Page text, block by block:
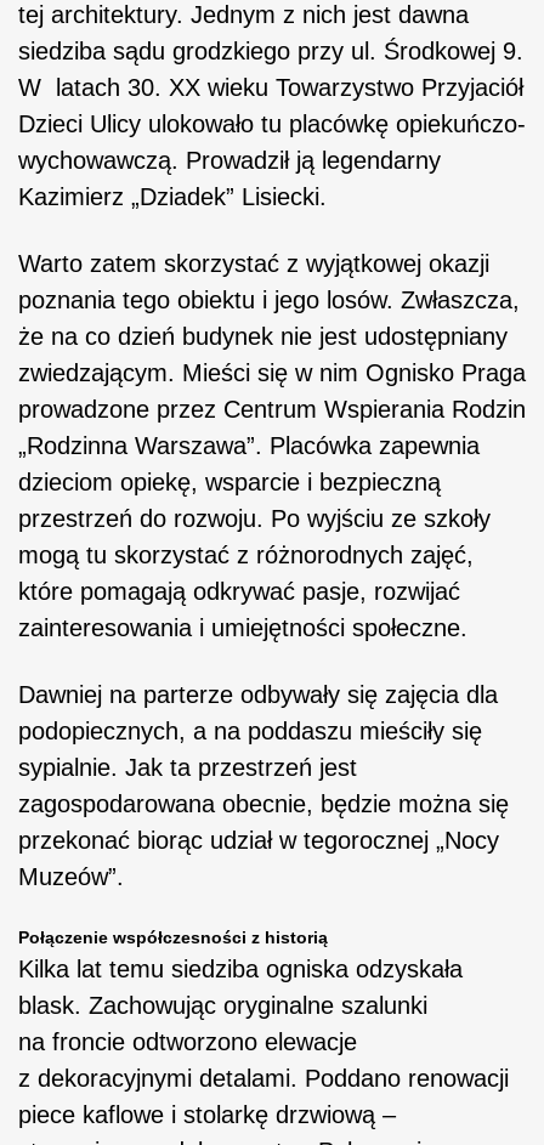
tej architektury. Jednym z nich jest dawna
siedziba sądu grodzkiego przy ul. Środkowej 9.
W latach 30. XX wieku Towarzystwo Przyjaciół
Dzieci Ulicy ulokowało tu placówkę opiekuńczo-
wychowawczą. Prowadził ją legendarny
Kazimierz „Dziadek” Lisiecki.
Warto zatem skorzystać z wyjątkowej okazji
poznania tego obiektu i jego losów. Zwłaszcza,
że na co dzień budynek nie jest udostępniany
zwiedzającym. Mieści się w nim Ognisko Praga
prowadzone przez Centrum Wspierania Rodzin
„Rodzinna Warszawa”. Placówka zapewnia
dzieciom opiekę, wsparcie i bezpieczną
przestrzeń do rozwoju. Po wyjściu ze szkoły
mogą tu skorzystać z różnorodnych zajęć,
które pomagają odkrywać pasje, rozwijać
zainteresowania i umiejętności społeczne.
Dawniej na parterze odbywały się zajęcia dla
podopiecznych, a na poddaszu mieściły się
sypialnie. Jak ta przestrzeń jest
zagospodarowana obecnie, będzie można się
przekonać biorąc udział w tegorocznej „Nocy
Muzeów”.
Połączenie współczesności z historią
Kilka lat temu siedziba ogniska odzyskała
blask. Zachowując oryginalne szalunki
na froncie odtworzono elewacje
z dekoracyjnymi detalami. Poddano renowacji
piece kaflowe i stolarkę drzwiową –